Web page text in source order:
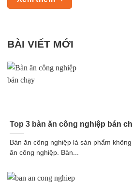
BÀI VIẾT MỚI
Top 3 bàn ăn công nghiệp bán
Bàn ăn công nghiệp là sản phẩm
ăn công nghiệp. Bàn...